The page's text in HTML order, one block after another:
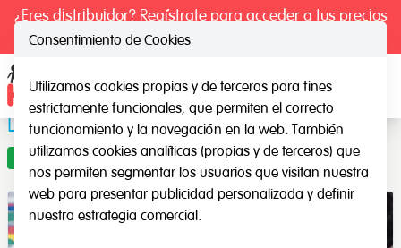
¿Eres distribuidor? Regístrate para acceder a tus precios
exclusivos.
Dominó Gigante de Simetría
Oferta
Consentimiento de Cookies
Utilizamos cookies propias y de terceros para fines
estrictamente funcionales, que permiten el correcto
funcionamiento y la navegación en la web. También
utilizamos cookies analíticas (propias y de terceros) que
nos permiten segmentar los usuarios que visitan nuestra
web para presentar publicidad personalizada y definir
nuestra estrategia comercial.